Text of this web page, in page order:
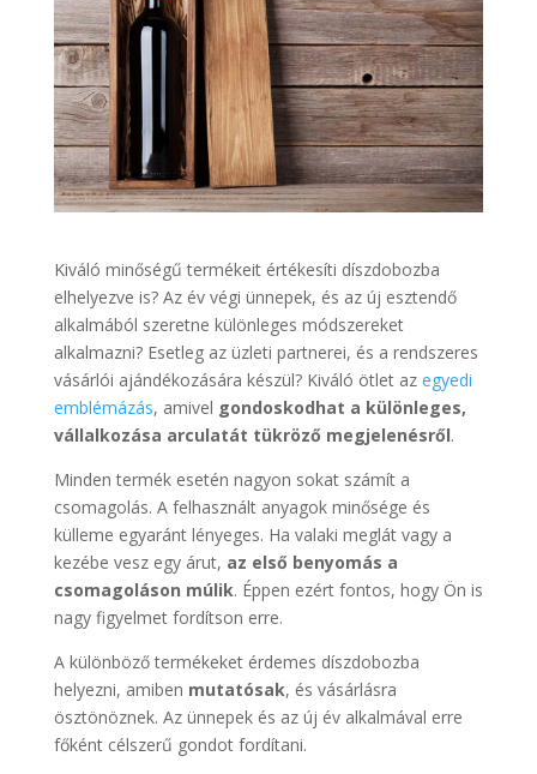
Kiváló minőségű termékeit értékesíti díszdobozba
elhelyezve is? Az év végi ünnepek, és az új esztendő
alkalmából szeretne különleges módszereket
alkalmazni? Esetleg az üzleti partnerei, és a rendszeres
vásárlói ajándékozására készül? Kiváló ötlet az egyedi
emblémázás, amivel gondoskodhat a különleges,
vállalkozása arculatát tükröző megjelenésről.
Minden termék esetén nagyon sokat számít a
csomagolás. A felhasznált anyagok minősége és
külleme egyaránt lényeges. Ha valaki meglát vagy a
kezébe vesz egy árut, az első benyomás a
csomagoláson múlik. Éppen ezért fontos, hogy Ön is
nagy figyelmet fordítson erre.
A különböző termékeket érdemes díszdobozba
helyezni, amiben mutatósak, és vásárlásra
ösztönöznek. Az ünnepek és az új év alkalmával erre
főként célszerű gondot fordítani.